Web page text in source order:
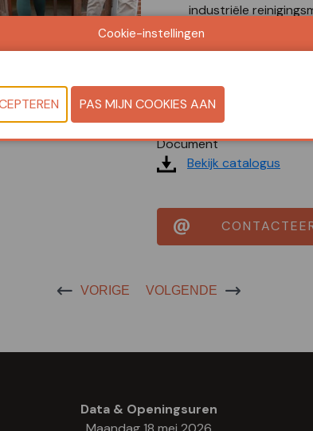
industriële
stoomtoestel
Voor binnen en
voor binnen- en
smeltend ijs. P.E.T.
Document
Bekijk catalogus
VORIGE VOLGENDE
Data & Openingsuren
Cookie-instellingen